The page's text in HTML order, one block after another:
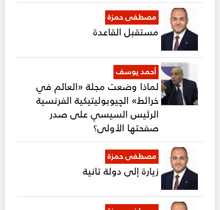
مصطفى حمزة
مستقبل القاعدة
أحمد يوسف
لماذا وضعت مجلة «العالم في
خرائط» الچيوبوليتيكية الفرنسية
الرئيس السيسي على صدر
صفحتها الأولى؟
مصطفى حمزة
زيارة إلى دولة تانية